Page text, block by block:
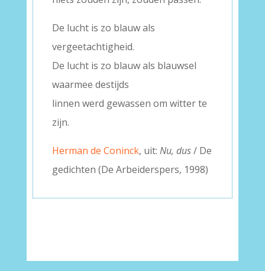
De lucht is zo blauw als
vergeetachtigheid.
De lucht is zo blauw als blauwsel
waarmee destijds
linnen werd gewassen om witter te
zijn.
Herman de Coninck, uit: Nu, dus/ De
gedichten (De Arbeiderspers, 1998)